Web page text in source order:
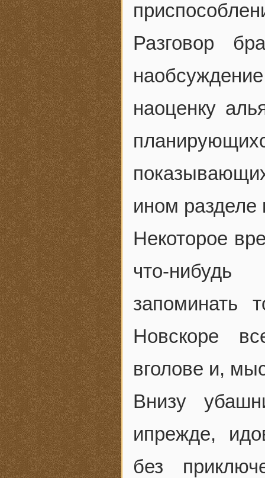
Разговор
наоценку
ином
Некоторое
что-
запоминать
Новскоре
вголове и,
Внизу
ипрежде,
без